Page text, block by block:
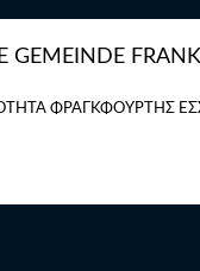
GEMEINDE
ΦΡΑΓΚΦΟΥΡΤΗΣ